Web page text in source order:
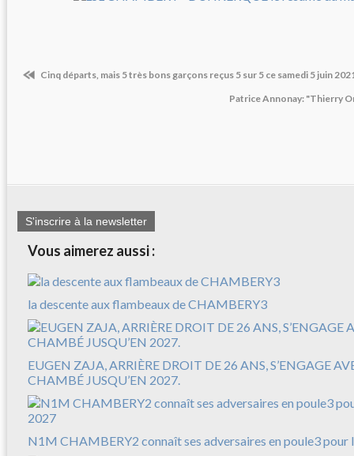
Cinq départs, mais 5 très bons garçons reçus 5 sur 5 ce samedi 5 juin
Patrice Annonay: "Thierry
S'inscrire à la newsletter
Vous aimerez aussi :
la descente aux flambeaux de CHAMBERY3
EUGEN ZAJA, ARRIÈRE DROIT DE 26 ANS, S’ENGAGE
CHAMBÉ JUSQU’EN 2027.
N1M CHAMBERY2 connaît ses adversaires en poule3 pour